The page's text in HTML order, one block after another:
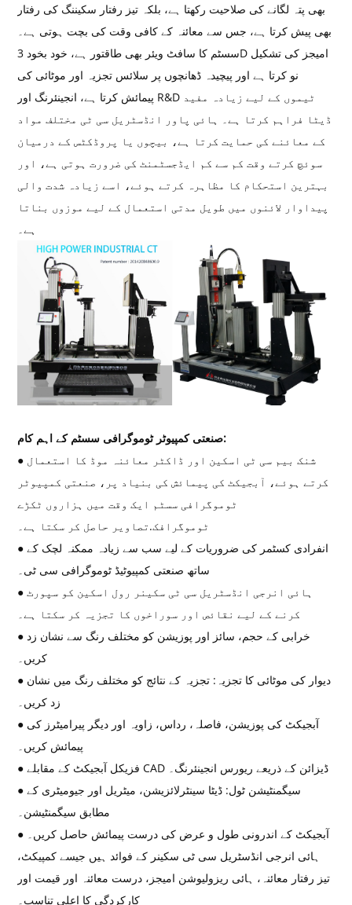
بھی پتہ لگانے کی صلاحیت رکھتا ہے، بلکہ تیز رفتار سکیننگ کی رفتار
بھی پیش کرتا ہے، جس سے معائنہ کے کافی وقت کی بچت ہوتی ہے۔
سسٹم کا سافٹ ویئر بھی طاقتور ہے، خود بخود 3D امیجز کی تشکیل
نو کرتا ہے اور پیچیدہ ڈھانچوں پر سلائس تجزیہ اور موٹائی کی
پیمائش کرتا ہے، انجینئرنگ اور R&D ٹیموں کے لیے زیادہ مفید
ڈیٹا فراہم کرتا ہے۔ ہائی پاور انڈسٹریل سی ٹی مختلف مواد
کے معائنے کی حمایت کرتا ہے، بیچوں یا پروڈکٹس کے درمیان
سوئچ کرتے وقت کم سے کم ایڈجسٹمنٹ کی ضرورت ہوتی ہے، اور
بہترین استحکام کا مظاہرہ کرتے ہوئے، اسے زیادہ شدت والی
پیداوار لائنوں میں طویل مدتی استعمال کے لیے موزوں بناتا
ہے۔
صنعتی کمپیوٹر ٹوموگرافی سسٹم کے اہم کام:
● شنک بیم سی ٹی اسکین اور ڈاکٹر معائنہ موڈ کا استعمال
کرتے ہوئے، آبجیکٹ کی پیمائش کی بنیاد پر، صنعتی کمپیوٹر
ٹوموگرافی سسٹم ایک وقت میں ہزاروں ٹکڑے
ٹوموگرافک.تصاویر حاصل کر سکتا ہے۔
● انفرادی کسٹمر کی ضروریات کے لیے سب سے زیادہ ممکنہ لچک کے
ساتھ صنعتی کمپیوٹیڈ ٹوموگرافی سی ٹی۔
● ہائی انرجی انڈسٹریل سی ٹی سکینر رول اسکین کو سپورٹ
کرنے کے لیے نقائص اور سوراخوں کا تجزیہ کر سکتا ہے۔
● خرابی کے حجم، سائز اور پوزیشن کو مختلف رنگ سے نشان زد
کریں۔
● دیوار کی موٹائی کا تجزیہ: تجزیہ کے نتائج کو مختلف رنگ میں نشان
زد کریں۔
● آبجیکٹ کی پوزیشن، فاصلہ، رداس، زاویہ اور دیگر پیرامیٹرز کی
پیمائش کریں۔
● فزیکل آبجیکٹ کے مقابلے CAD ڈیزائن کے ذریعے ریورس انجینئرنگ۔
● سیگمنٹیشن ٹول: ڈیٹا سینٹرلائزیشن، میٹریل اور جیومیٹری کے
مطابق سیگمنٹیشن۔
● آبجیکٹ کے اندرونی طول و عرض کی درست پیمائش حاصل کریں۔
ہائی انرجی انڈسٹریل سی ٹی سکینر کے فوائد ہیں جیسے کمپیکٹ،
تیز رفتار معائنہ، ہائی ریزولیوشن امیجز، درست معائنہ اور قیمت اور